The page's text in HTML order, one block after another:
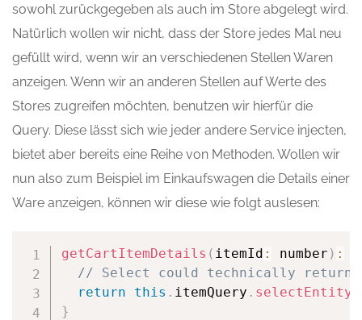
sowohl zurückgegeben als auch im Store abgelegt wird.
Natürlich wollen wir nicht, dass der Store jedes Mal neu
gefüllt wird, wenn wir an verschiedenen Stellen Waren
anzeigen. Wenn wir an anderen Stellen auf Werte des
Stores zugreifen möchten, benutzen wir hierfür die
Query. Diese lässt sich wie jeder andere Service injecten,
bietet aber bereits eine Reihe von Methoden. Wollen wir
nun also zum Beispiel im Einkaufswagen die Details einer
Ware anzeigen, können wir diese wie folgt auslesen:
getCartItemDetails ( itemId : number ) :
// Select could technically
return
this . itemQuery . selectEntity
}